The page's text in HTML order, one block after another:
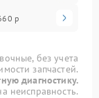
р
без учета
запчастей.
диагностику.
неисправность.